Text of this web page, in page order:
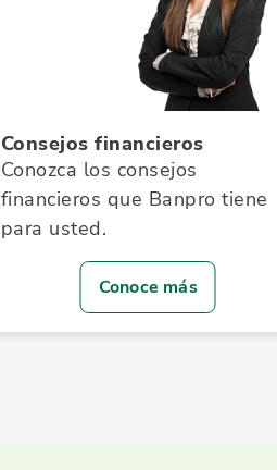
Consejos financieros
Conozca los consejos
financieros que Banpro tiene
para usted.
Conoce más